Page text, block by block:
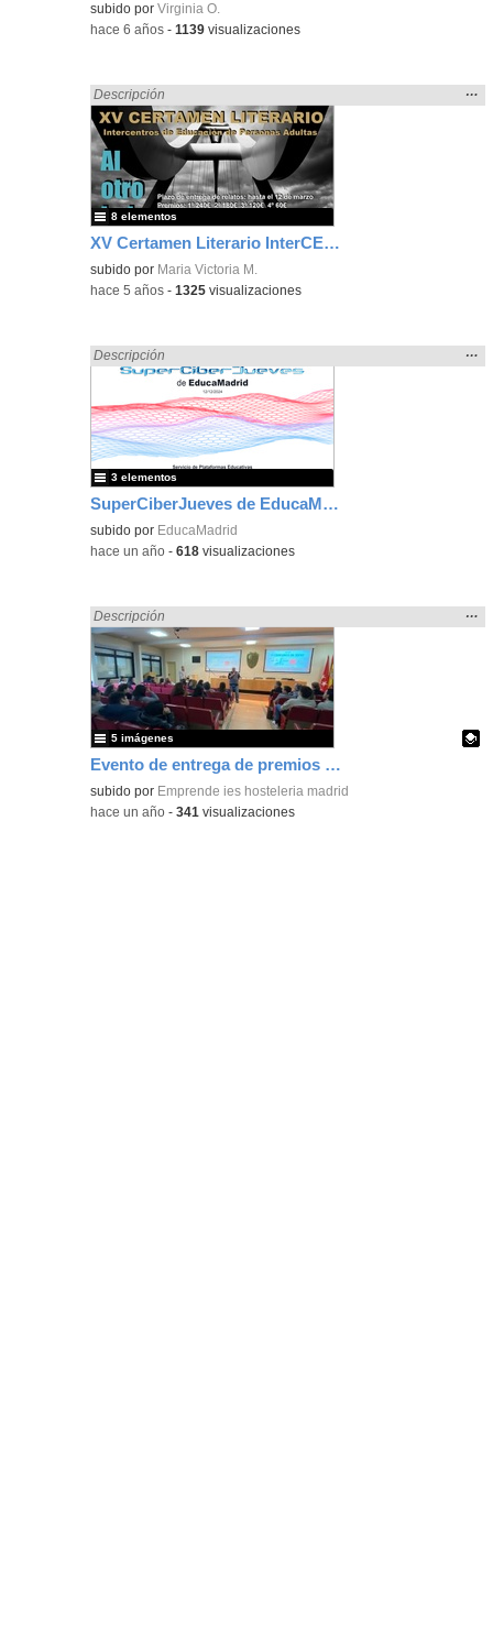
subido porVirginia O.
-hace 6 años -1139 visualizaciones
XV Certamen Literario InterCEPAs
Encontrado «Eventos» en:
Descripción
la
…
subido por Maria Victoria M.
8 elementos
-hace 5 años -1325 visualizaciones
SuperCiberJueves de EducaMadrid
Encontrado «Eventos» en:
Descripción
la
…
subido por EducaMadrid
3 elementos
-hace un año -618 visualizaciones
Evento de entrega de premios del Concurso de Ideas 2024-2025
Encontrado «Eventos» en:
Descripción
la
…
Contenido educativo.
subido por Emprende ies hosteleria madrid
5 imágenes
-hace un año -341 visualizaciones